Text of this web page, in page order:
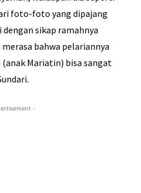
foto-foto yang dipajang
sikap ramahnya
bahwa pelariannya
Mariatin) bisa sangat
-